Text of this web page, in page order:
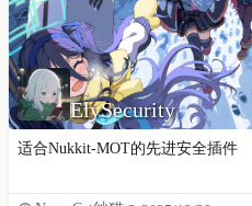
ElySecurity
适合Nukkit-MOT的先进安全插件